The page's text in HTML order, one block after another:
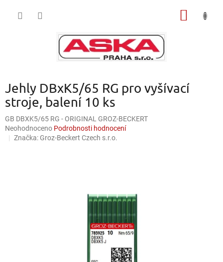
Jehly DBxK5/65 RG pro vyšívací
stroje, balení 10 ks
GB DBXK5/65 RG - ORIGINAL GROZ-BECKERT
Průměrné
hodnocení
Neohodnoceno Podrobnosti hodnocení
Značka: Groz-Beckert Czech s.r.o.